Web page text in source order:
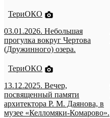
ТериОКО
03.01.2026. Небольшая
прогулка вокруг Чертова
(Дружинного) озера.
ТериОКО
13.12.2025. Вечер,
посвященный памяти
архитектора Р. М. Даянова, в
музее «Келломяки-Комарово».